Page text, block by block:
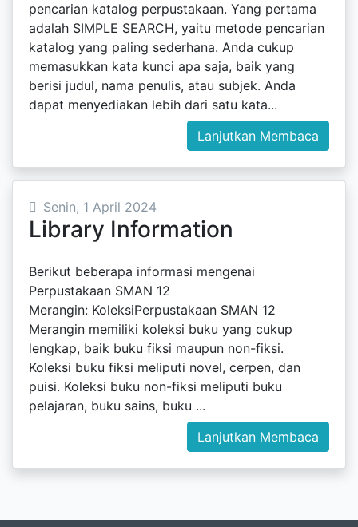
pencarian katalog perpustakaan. Yang pertama
adalah SIMPLE SEARCH, yaitu metode pencarian
katalog yang paling sederhana. Anda cukup
memasukkan kata kunci apa saja, baik yang
berisi judul, nama penulis, atau subjek. Anda
dapat menyediakan lebih dari satu kata...
Lanjutkan Membaca
Senin, 1 April 2024
Library Information
Berikut beberapa informasi mengenai
Perpustakaan SMAN 12
Merangin: KoleksiPerpustakaan SMAN 12
Merangin memiliki koleksi buku yang cukup
lengkap, baik buku fiksi maupun non-fiksi.
Koleksi buku fiksi meliputi novel, cerpen, dan
puisi. Koleksi buku non-fiksi meliputi buku
pelajaran, buku sains, buku ...
Lanjutkan Membaca